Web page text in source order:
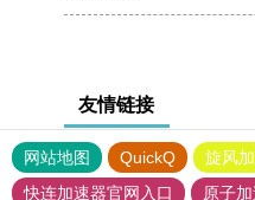
友情链接
网站地图 QuickQ 旋风
快连加速器官网入口
原子